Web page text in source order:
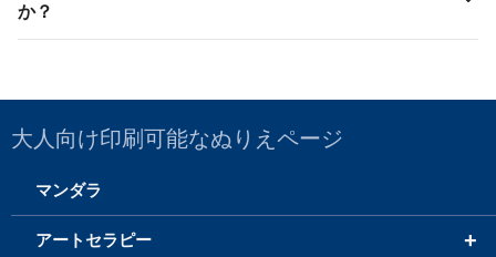
か？
大人向け印刷可能なぬりえページ
マンダラ
+
アートセラピー